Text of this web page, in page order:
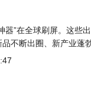
器”在全球刷屏。这些
不断出圈、新产业蓬